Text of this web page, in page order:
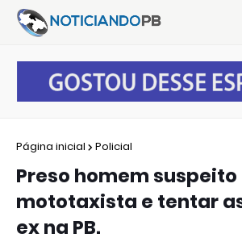
Página inicial Policial
Preso homem
mototaxista e tentar
ex na PB.